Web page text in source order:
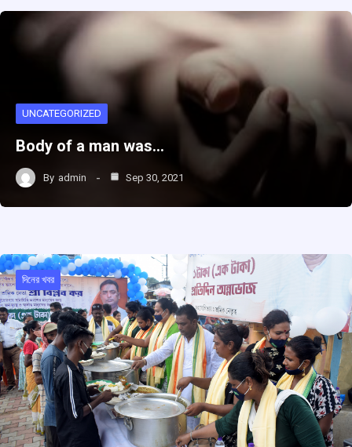
UNCATEGORIZED
Body of a man was…
By admin Sep 30, 2021
দিনের খবর